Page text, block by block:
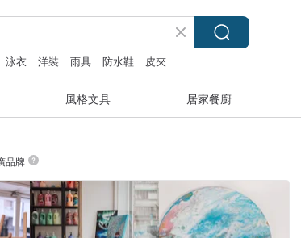
泳衣 洋裝 雨具 防水鞋 皮夾
風格文具 居家餐廚
品牌